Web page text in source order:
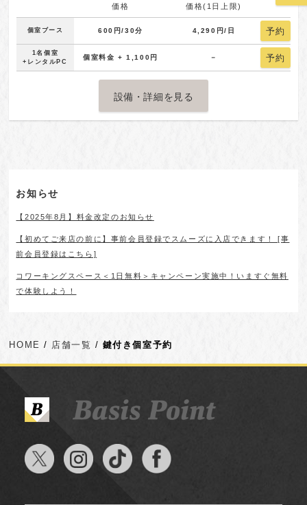
価格 価格(1日上限)
個室ブース 600円/30分 4,290円/日 予約
1名個室
+レンタルPC
個室料金 + 1,100円 － 予約
設備・詳細を見る
お知らせ
【2025年8月】料金改定のお知らせ
【初めてご来店の前に】事前会員登録でスムーズに入店できます！ [事
前会員登録はこちら]
コワーキングスペース＜1日無料＞キャンペーン実施中！いますぐ無料
で体験しよう！
HOME 店舗一覧 鍵付き個室予約